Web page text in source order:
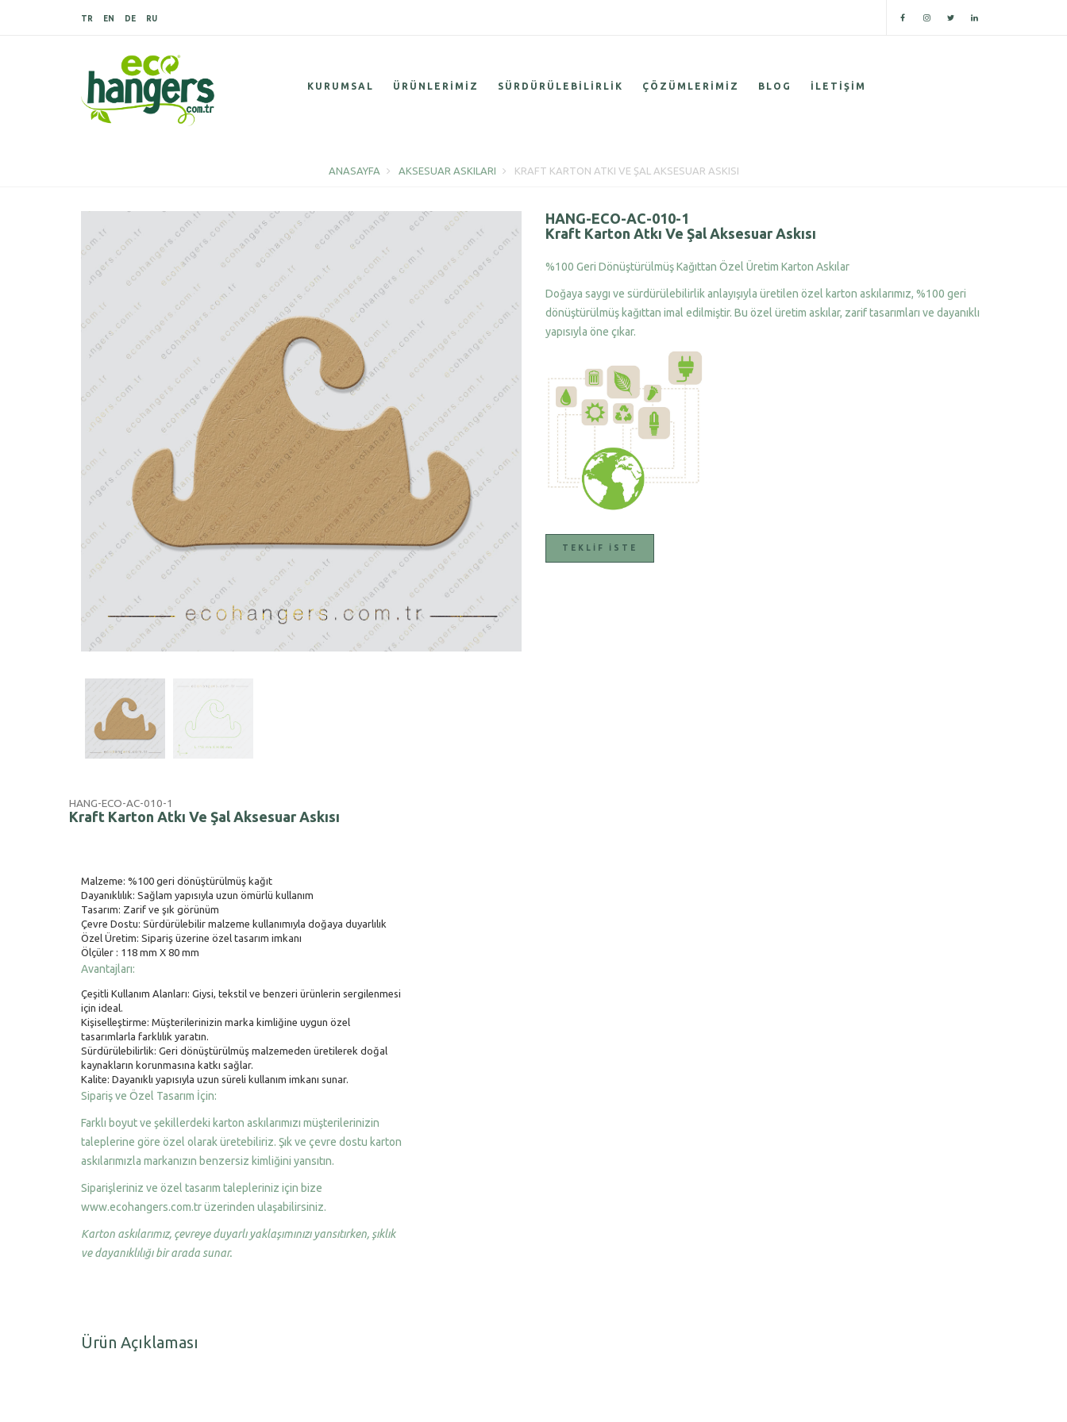
TR EN DE RU
KURUMSAL ÜRÜNLERIMIZ SÜRDÜRÜLEBILIRLIK ÇÖZÜMLERIMIZ BLOG İLETIŞIM
ANASAYFA AKSESUAR ASKILARI KRAFT KARTON ATKI VE ŞAL AKSESUAR ASKISI
HANG-ECO-AC-010-1
Kraft Karton Atkı Ve Şal Aksesuar Askısı
%100 Geri Dönüştürülmüş Kağıttan Özel Üretim Karton Askılar
Doğaya saygı ve sürdürülebilirlik anlayışıyla üretilen özel karton askılarımız, %100 geri
dönüştürülmüş kağıttan imal edilmiştir. Bu özel üretim askılar, zarif tasarımları ve dayanıklı
yapısıyla öne çıkar.
TEKLIF İSTE
HANG-ECO-AC-010-1
Kraft Karton Atkı Ve Şal Aksesuar Askısı
Malzeme: %100 geri dönüştürülmüş kağıt
Dayanıklılık: Sağlam yapısıyla uzun ömürlü kullanım
Tasarım: Zarif ve şık görünüm
Çevre Dostu: Sürdürülebilir malzeme kullanımıyla doğaya duyarlılık
Özel Üretim: Sipariş üzerine özel tasarım imkanı
Ölçüler : 118 mm X 80 mm
Avantajları:
Çeşitli Kullanım Alanları: Giysi, tekstil ve benzeri ürünlerin sergilenmesi
için ideal.
Kişiselleştirme: Müşterilerinizin marka kimliğine uygun özel
tasarımlarla farklılık yaratın.
Sürdürülebilirlik: Geri dönüştürülmüş malzemeden üretilerek doğal
kaynakların korunmasına katkı sağlar.
Kalite: Dayanıklı yapısıyla uzun süreli kullanım imkanı sunar.
Sipariş ve Özel Tasarım İçin:
Farklı boyut ve şekillerdeki karton askılarımızı müşterilerinizin
taleplerine göre özel olarak üretebiliriz. Şık ve çevre dostu karton
askılarımızla markanızın benzersiz kimliğini yansıtın.
Siparişleriniz ve özel tasarım talepleriniz için bize
www.ecohangers.com.tr üzerinden ulaşabilirsiniz.
Karton askılarımız, çevreye duyarlı yaklaşımınızı yansıtırken, şıklık
ve dayanıklılığı bir arada sunar.
Ürün Açıklaması